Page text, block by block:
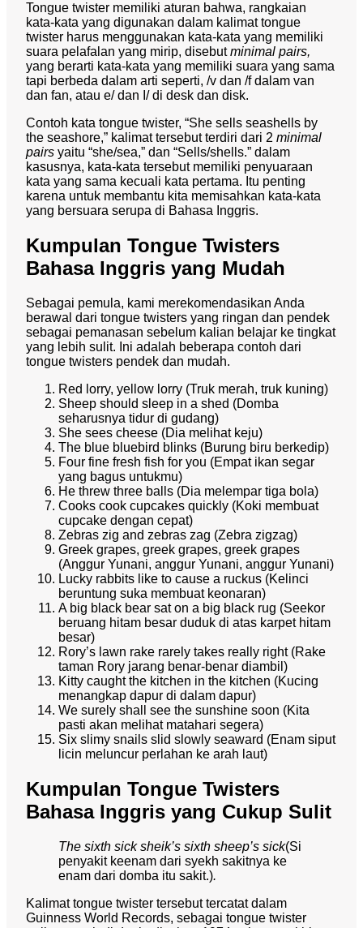
Tongue twister memiliki aturan bahwa, rangkaian
kata-kata yang digunakan dalam kalimat tongue
twister harus menggunakan kata-kata yang memiliki
suara pelafalan yang mirip, disebutminimal pairs,
yang berarti kata-kata yang memiliki suara yang sama
tapi berbeda dalam arti seperti, /v dan /f dalam van
dan fan, atau e/ dan I/ di desk dan disk.
Contoh kata tongue twister, “She sells seashells by
the seashore,” kalimat tersebut terdiri dari 2 minimal
pairs yaitu “she/sea,” dan “Sells/shells.” dalam
kasusnya, kata-kata tersebut memiliki penyuaraan
kata yang sama kecuali kata pertama. Itu penting
karena untuk membantu kita memisahkan kata-kata
yang bersuara serupa di Bahasa Inggris.
Kumpulan Tongue Twisters
Bahasa Inggris yang Mudah
Sebagai pemula, kami merekomendasikan Anda
berawal dari tongue twisters yang ringan dan pendek
sebagai pemanasan sebelum kalian belajar ke tingkat
yang lebih sulit. Ini adalah beberapa contoh dari
tongue twisters pendek dan mudah.
Red lorry, yellow lorry (Truk merah, truk kuning)
Sheep should sleep in a shed (Domba
seharusnya tidur di gudang)
She sees cheese (Dia melihat keju)
The blue bluebird blinks (Burung biru berkedip)
Four fine fresh fish for you (Empat ikan segar
yang bagus untukmu)
He threw three balls (Dia melempar tiga bola)
Cooks cook cupcakes quickly (Koki membuat
cupcake dengan cepat)
Zebras zig and zebras zag (Zebra zigzag)
Greek grapes, greek grapes, greek grapes
(Anggur Yunani, anggur Yunani, anggur Yunani)
Lucky rabbits like to cause a ruckus (Kelinci
beruntung suka membuat keonaran)
A big black bear sat on a big black rug (Seekor
beruang hitam besar duduk di atas karpet hitam
besar)
Rory’s lawn rake rarely takes really right (Rake
taman Rory jarang benar-benar diambil)
Kitty caught the kitchen in the kitchen (Kucing
menangkap dapur di dalam dapur)
We surely shall see the sunshine soon (Kita
pasti akan melihat matahari segera)
Six slimy snails slid slowly seaward (Enam siput
licin meluncur perlahan ke arah laut)
Kumpulan Tongue Twisters
Bahasa Inggris yang Cukup Sulit
The sixth sick sheik’s sixth sheep’s sick(Si
penyakit keenam dari syekh sakitnya ke
enam dari domba itu sakit.).
Kalimat tongue twister tersebut tercatat dalam
Guinness World Records, sebagai tongue twister